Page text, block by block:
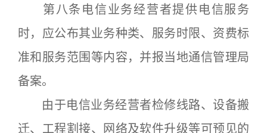
第八条电信业务经营者提供电信服务
时，应公布其业务种类、服务时限、资费标
准和服务范围等内容，并报当地通信管理局
备案。
由于电信业务经营者检修线路、设备搬
迁、工程割接、网络及软件升级等可预见的